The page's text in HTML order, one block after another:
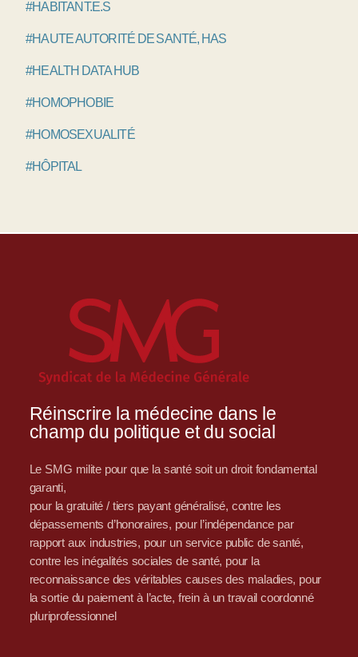
#HABITANT.E.S
#HAUTE AUTORITÉ DE SANTÉ, HAS
#HEALTH DATA HUB
#HOMOPHOBIE
#HOMOSEXUALITÉ
#HÔPITAL
Réinscrire la médecine dans le
champ du politique et du social
Le SMG milite pour que la santé soit un droit fondamental
garanti,
pour la gratuité / tiers payant généralisé, contre les
dépassements d’honoraires, pour l’indépendance par
rapport aux industries, pour un service public de santé,
contre les inégalités sociales de santé, pour la
reconnaissance des véritables causes des maladies, pour
la sortie du paiement à l’acte, frein à un travail coordonné
pluriprofessionnel